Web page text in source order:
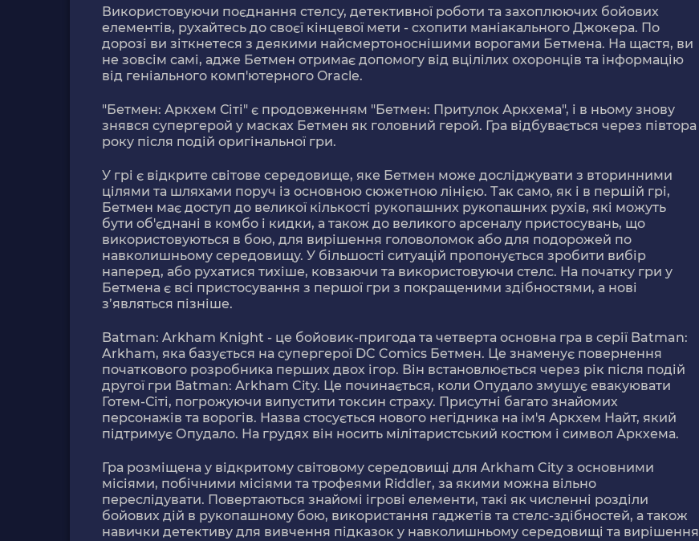
Використовуючи поєднання стелсу, детективної роботи та захоплюючих бойових
елементів, рухайтесь до своєї кінцевої мети - схопити маніакального Джокера. По
дорозі ви зіткнетеся з деякими найсмертоноснішими ворогами Бетмена. На щастя, ви
не зовсім самі, адже Бетмен отримає допомогу від вцілілих охоронців та інформацію
від геніального комп'ютерного Oracle.
"Бетмен: Аркхем Сіті" є продовженням "Бетмен: Притулок Аркхема", і в ньому знову
знявся супергерой у масках Бетмен як головний герой. Гра відбувається через півтора
року після подій оригінальної гри.
У грі є відкрите світове середовище, яке Бетмен може досліджувати з вторинними
цілями та шляхами поруч із основною сюжетною лінією. Так само, як і в першій грі,
Бетмен має доступ до великої кількості рукопашних рукопашних рухів, які можуть
бути об'єднані в комбо і кидки, а також до великого арсеналу пристосувань, що
використовуються в бою, для вирішення головоломок або для подорожей по
навколишньому середовищу. У більшості ситуацій пропонується зробити вибір
наперед, або рухатися тихіше, ковзаючи та використовуючи стелс. На початку гри у
Бетмена є всі пристосування з першої гри з покращеними здібностями, а нові
з’являться пізніше.
Batman: Arkham Knight - це бойовик-пригода та четверта основна гра в серії Batman:
Arkham, яка базується на супергерої DC Comics Бетмен. Це знаменує повернення
початкового розробника перших двох ігор. Він встановлюється через рік після подій
другої гри Batman: Arkham City. Це починається, коли Опудало змушує евакуювати
Готем-Сіті, погрожуючи випустити токсин страху. Присутні багато знайомих
персонажів та ворогів. Назва стосується нового негідника на ім'я Аркхем Найт, який
підтримує Опудало. На грудях він носить мілітаристський костюм і символ Аркхема.
Гра розміщена у відкритому світовому середовищі для Arkham City з основними
місіями, побічними місіями та трофеями Riddler, за якими можна вільно
переслідувати. Повертаються знайомі ігрові елементи, такі як численні розділи
бойових дій в рукопашному бою, використання гаджетів та стелс-здібностей, а також
навички детективу для вивчення підказок у навколишньому середовищі та вирішення